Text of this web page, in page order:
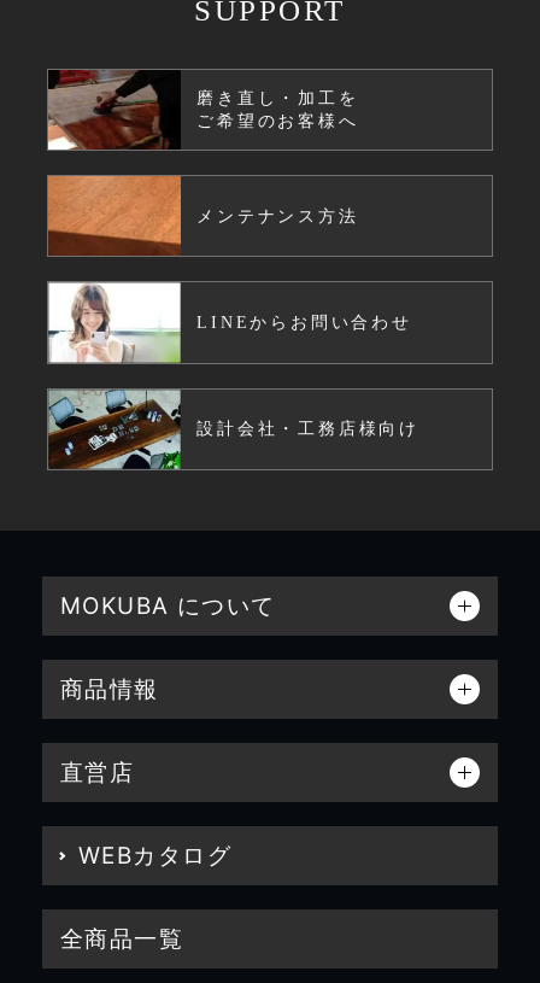
SUPPORT
磨き直し・加工を
ご希望のお客様へ
メンテナンス方法
LINEからお問い合わせ
設計会社・工務店様向け
MOKUBA について
商品情報
直営店
WEBカタログ
全商品一覧